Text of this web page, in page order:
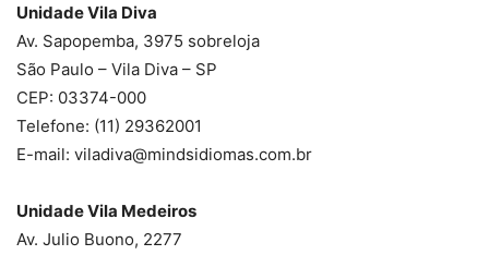
Unidade Vila Diva
Av. Sapopemba, 3975 sobreloja
São Paulo – Vila Diva – SP
CEP: 03374-000
Telefone: (11) 29362001
E-mail: viladiva@mindsidiomas.com.br
Unidade Vila Medeiros
Av. Julio Buono, 2277